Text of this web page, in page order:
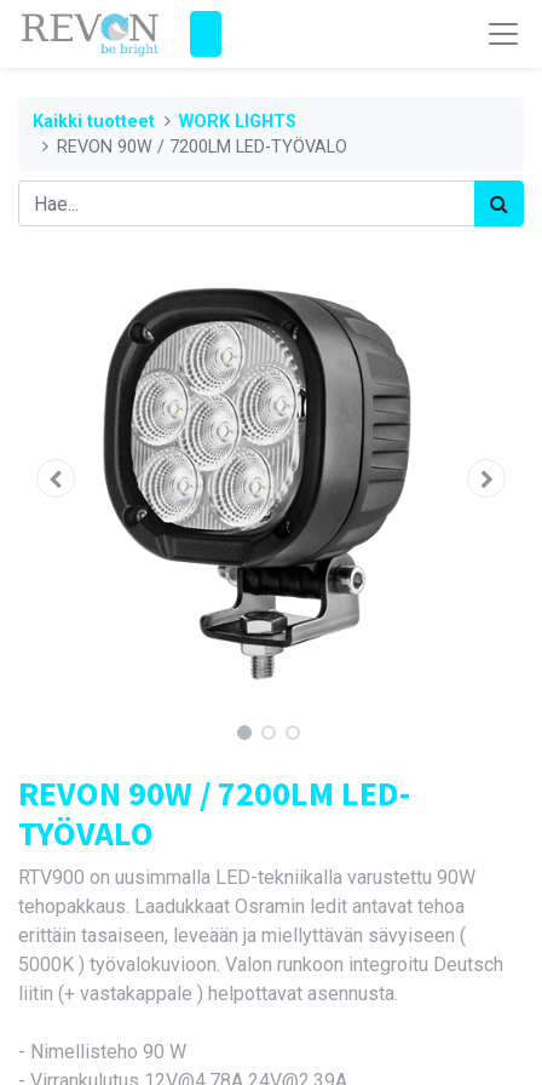
Kaikki tuotteet
WORK LIGHTS
REVON 90W / 7200LM LED-TYÖVALO
REVON 90W / 7200LM LED-
TYÖVALO
RTV900 on uusimmalla LED-tekniikalla varustettu 90W
tehopakkaus. Laadukkaat Osramin ledit antavat tehoa
erittäin tasaiseen, leveään ja miellyttävän sävyiseen (
5000K ) työvalokuvioon. Valon runkoon integroitu Deutsch
liitin (+ vastakappale ) helpottavat asennusta.
- Nimellisteho 90 W